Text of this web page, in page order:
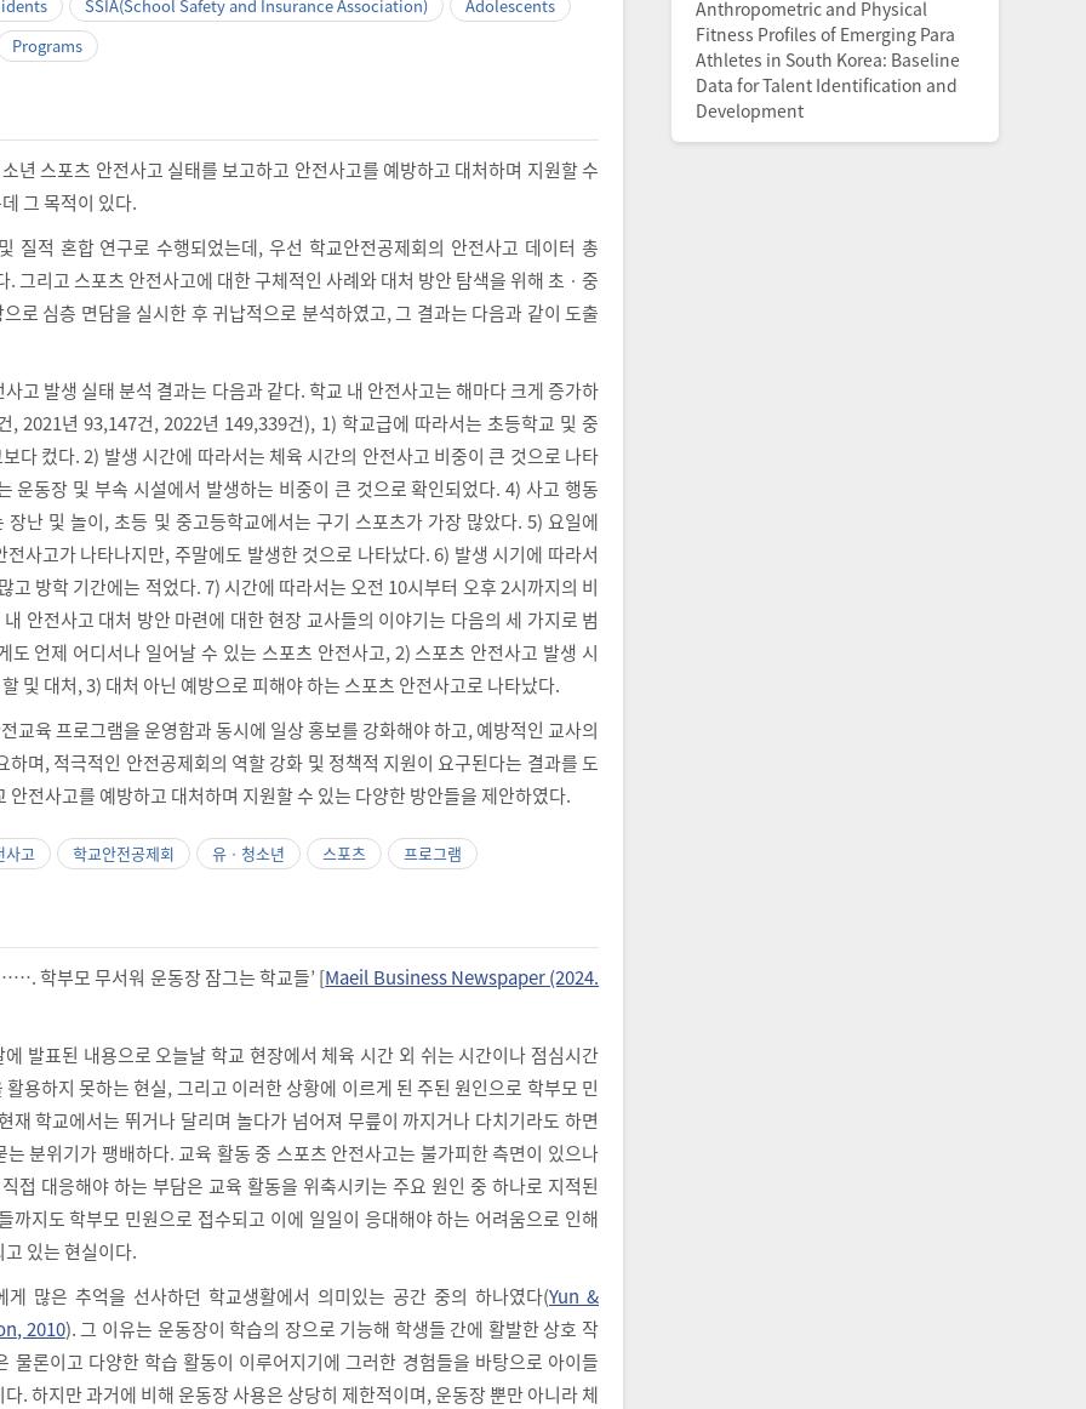
SSIA(School Safety and Insurance Association)
Adolescents
Programs
년 스포츠 안전사고 실태를 보고하고 안전사고를 예방하고 대처하며 지원할 수
그 목적이 있다.
질적 혼합 연구로 수행되었는데, 우선 학교안전공제회의 안전사고 데이터 총
그리고 스포츠 안전사고에 대한 구체적인 사례와 대처 방안 탐색을 위해 초ㆍ중
로 심층 면담을 실시한 후 귀납적으로 분석하였고, 그 결과는 다음과 같이 도출
고 발생 실태 분석 결과는 다음과 같다. 학교 내 안전사고는 해마다 크게 증가하
, 2021년 93,147건, 2022년 149,339건), 1) 학교급에 따라서는 초등학교 및 중
다 컸다. 2) 발생 시간에 따라서는 체육 시간의 안전사고 비중이 큰 것으로 나타
운동장 및 부속 시설에서 발생하는 비중이 큰 것으로 확인되었다. 4) 사고 행동
장난 및 놀이, 초등 및 중고등학교에서는 구기 스포츠가 가장 많았다. 5) 요일에
사고가 나타나지만, 주말에도 발생한 것으로 나타났다. 6) 발생 시기에 따라서
고 방학 기간에는 적었다. 7) 시간에 따라서는 오전 10시부터 오후 2시까지의 비
안전사고 대처 방안 마련에 대한 현장 교사들의 이야기는 다음의 세 가지로 범
도 언제 어디서나 일어날 수 있는 스포츠 안전사고, 2) 스포츠 안전사고 발생 시
및 대처, 3) 대처 아닌 예방으로 피해야 하는 스포츠 안전사고로 나타났다.
교육 프로그램을 운영함과 동시에 일상 홍보를 강화해야 하고, 예방적인 교사의
하며, 적극적인 안전공제회의 역할 강화 및 정책적 지원이 요구된다는 결과를 도
안전사고를 예방하고 대처하며 지원할 수 있는 다양한 방안들을 제안하였다.
사고 학교안전공제회 유ㆍ청소년 스포츠 프로그램
학부모 무서워 운동장 잠그는 학교들’ [Maeil Business Newspaper (2024.
발표된 내용으로 오늘날 학교 현장에서 체육 시간 외 쉬는 시간이나 점심시간
용하지 못하는 현실, 그리고 이러한 상황에 이르게 된 주된 원인으로 학부모 민
재 학교에서는 뛰거나 달리며 놀다가 넘어져 무릎이 까지거나 다치기라도 하면
분위기가 팽배하다. 교육 활동 중 스포츠 안전사고는 불가피한 측면이 있으나
접 대응해야 하는 부담은 교육 활동을 위축시키는 주요 원인 중 하나로 지적된
까지도 학부모 민원으로 접수되고 이에 일일이 응대해야 하는 어려움으로 인해
있는 현실이다.
게 많은 추억을 선사하던 학교생활에서 의미있는 공간 중의 하나였다(Yun &
2010). 그 이유는 운동장이 학습의 장으로 기능해 학생들 간에 활발한 상호 작
물론이고 다양한 학습 활동이 이루어지기에 그러한 경험들을 바탕으로 아이들
. 하지만 과거에 비해 운동장 사용은 상당히 제한적이며, 운동장 뿐만 아니라 체
Anthropometric and Physical
Fitness Profiles of Emerging Para
Athletes in South Korea: Baseline
Data for Talent Identification and
Development